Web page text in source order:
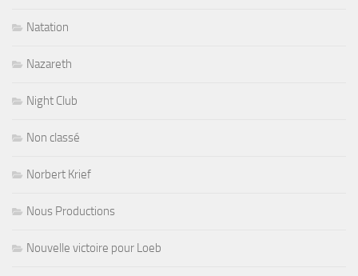
Natation
Nazareth
Night Club
Non classé
Norbert Krief
Nous Productions
Nouvelle victoire pour Loeb